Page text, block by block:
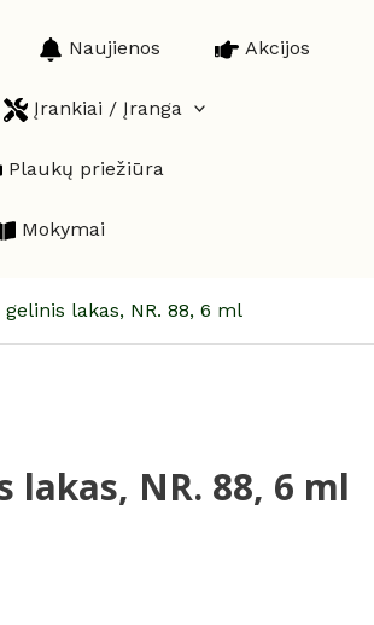
Naujienos Akcijos
Įrankiai / Įranga
Plaukų priežiūra
Mokymai
gelinis lakas, NR. 88, 6 ml
lakas, NR. 88, 6 ml